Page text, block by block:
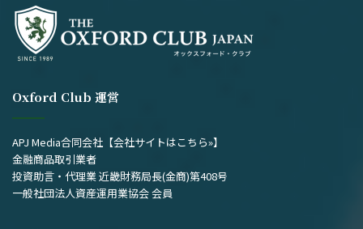
Oxford Club 運営
APJ Media合同会社 【会社サイトはこちら»】
金融商品取引業者
投資助言・代理業 近畿財務局長(金商)第408号
一般社団法人資産運用業協会 会員